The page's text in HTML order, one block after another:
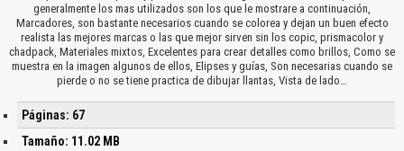
generalmente los mas utilizados son los que le mostrare a continuación,
Marcadores, son bastante necesarios cuando se colorea y dejan un buen efecto
realista las mejores marcas o las que mejor sirven sin los copic, prismacolor y
chadpack, Materiales mixtos, Excelentes para crear detalles como brillos, Como se
muestra en la imagen algunos de ellos, Elipses y guías, Son necesarias cuando se
pierde o no se tiene practica de dibujar llantas, Vista de lado…
Páginas: 67
Tamaño: 11.02 MB